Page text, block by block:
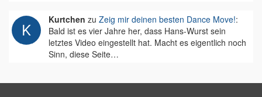
Kurtchen zu Zeig mir deinen besten Dance Move!:
Bald ist es vier Jahre her, dass Hans-Wurst sein
letztes Video eingestellt hat. Macht es eigentlich noch
Sinn, diese Seite…